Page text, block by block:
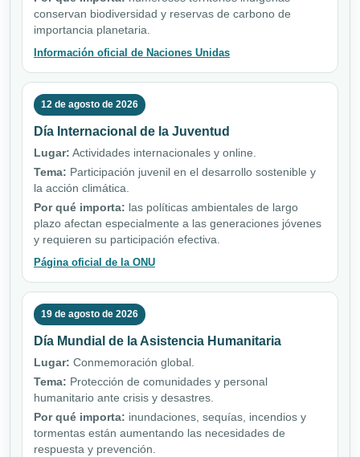
conservan biodiversidad y reservas de carbono de
importancia planetaria.
Información oficial de Naciones Unidas
12 de agosto de 2026
Día Internacional de la Juventud
Lugar: Actividades internacionales y online.
Tema: Participación juvenil en el desarrollo sostenible y
la acción climática.
Por qué importa: las políticas ambientales de largo
plazo afectan especialmente a las generaciones jóvenes
y requieren su participación efectiva.
Página oficial de la ONU
19 de agosto de 2026
Día Mundial de la Asistencia Humanitaria
Lugar: Conmemoración global.
Tema: Protección de comunidades y personal
humanitario ante crisis y desastres.
Por qué importa: inundaciones, sequías, incendios y
tormentas están aumentando las necesidades de
respuesta y prevención.